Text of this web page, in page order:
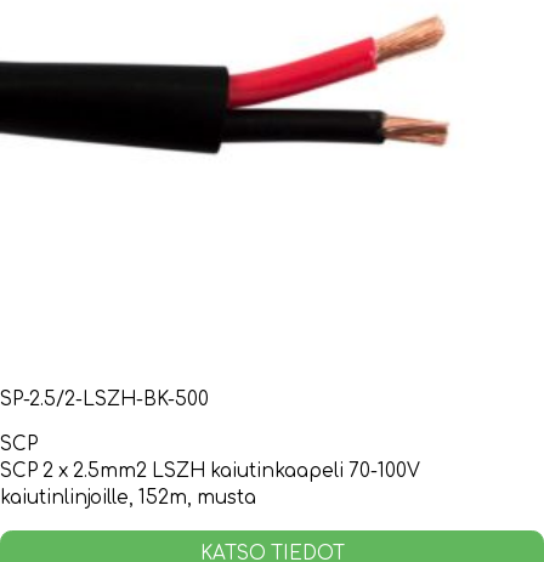
SP-2.5/2-LSZH-BK-500
SCP
SCP 2 x 2.5mm2 LSZH kaiutinkaapeli 70-100V
kaiutinlinjoille, 152m, musta
KATSO TIEDOT